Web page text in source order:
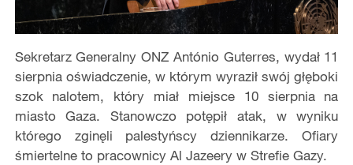
Sekretarz Generalny ONZ António Guterres, wydał 11
sierpnia oświadczenie, w którym wyraził swój głęboki
szok nalotem, który miał miejsce 10 sierpnia na
miasto Gaza. Stanowczo potępił atak, w wyniku
którego zginęli palestyńscy dziennikarze. Ofiary
śmiertelne to pracownicy Al Jazeery w Strefie Gazy.